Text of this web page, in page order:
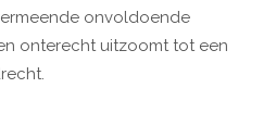
onvoldoende
onterecht uitzoomt tot een